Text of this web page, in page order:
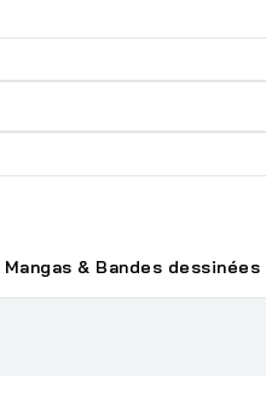
Mangas & Bandes dessinées